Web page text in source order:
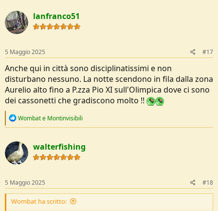
c
t
i
o
s
:
lanfranco51
5 Maggio 2025 #17
Anche qui in città sono disciplinatissimi e non
disturbano nessuno. La notte scendono in fila dalla zona
Aurelio alto fino a P.zza Pio XI sull'Olimpica dove ci sono
dei cassonetti che gradiscono molto !!
R
c
t
i
o
s
:
Wombate Montinvisibili
walterfishing
5 Maggio 2025 #18
Wombat ha scritto: